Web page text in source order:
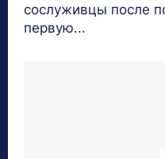
сослуживцы после
первую...